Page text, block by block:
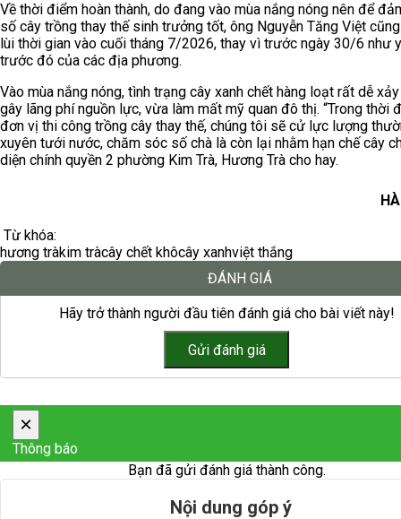
Về thời điểm hoàn thành, do đang vào mùa nắng nóng nên để
số cây trồng thay thế sinh trưởng tốt, ông Nguyễn Tăng Việt
lùi thời gian vào cuối tháng 7/2026, thay vì trước ngày 30/6 như
trước đó của các địa phương.
Vào mùa nắng nóng, tình trạng cây xanh chết hàng loạt rất dễ
gây lãng phí nguồn lực, vừa làm mất mỹ quan đô thị. “Trong thời
đơn vị thi công trồng cây thay thế, chúng tôi sẽ cử lực lượng
xuyên tưới nước, chăm sóc số chà là còn lại nhằm hạn chế cây
diện chính quyền 2 phường Kim Trà, Hương Trà cho hay.
Từ khóa:
hương tràkim tràcây chết khôcây xanhviệt thắng
ĐÁNH GIÁ
Hãy trở thành người đầu tiên đánh giá cho bài viết này!
×
Thông báo
Bạn đã gửi đánh giá thành công.
Nội dung góp ý